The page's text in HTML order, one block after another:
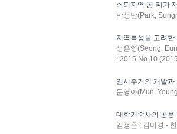
쇠퇴지역 공·폐가
박성남(Park,
지역특성을 고려
성은영(Seong,
: 2015 No.10
임시주거의 개발
문영아(Mun,
대학기숙사의 공용
김정은 ; 김미경 -